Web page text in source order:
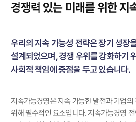
경쟁력 있는 미래를 위한 지
우리의 지속 가능성 전략은 장기 성장
설계되었으며,경쟁 우위를 강화하기
사회적 책임에 중점을 두고 있습니다.
지속가능경영은 지속 가능한 발전과 기업의
위해 필수적인 요소입니다.지속가능경영